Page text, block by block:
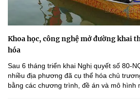
Khoa học, công nghệ mở đường khai
hóa
Sau 6 tháng triển khai Nghị quyết số 80-
nhiều địa phương đã cụ thể hóa chủ
bằng các chương trình, đề án và mô hình